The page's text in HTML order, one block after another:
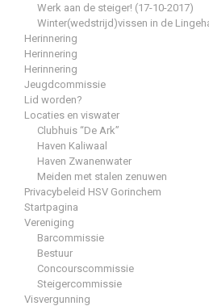
Werk aan de steiger! (17-10-2017)
Winter(wedstrijd)vissen in de
Herinnering
Herinnering
Herinnering
Jeugdcommissie
Lid worden?
Locaties en viswater
Clubhuis “De Ark”
Haven Kaliwaal
Haven Zwanenwater
Meiden met stalen zenuwen
Privacybeleid HSV Gorinchem
Startpagina
Vereniging
Barcommissie
Bestuur
Concourscommissie
Steigercommissie
Visvergunning